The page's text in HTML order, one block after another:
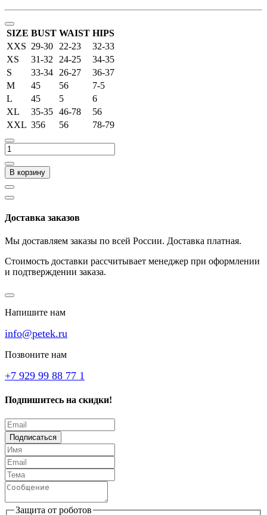
SIZE BUST WAIST HIPS
XXS 29-30 22-23
32-33
XS
31-32 24-25
34-35
S
33-34 26-27
36-37
M
45 56
7-5
L
45 5
6
XL
35-35 46-78
56
XXL 356 56 78-79
В корзину
Доставка заказов
Мы доставляем заказы по всей России. Доставка платная.
Стоимость доставки рассчитывает менеджер при оформлении
и подтверждении заказа.
Напишите нам
info@petek.ru
Позвоните нам
+7 929 99 88 77 1
Подпишитесь на скидки!
Подписаться
Защита от роботов